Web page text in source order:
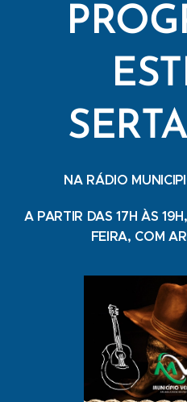
NA RÁDIO
A PARTIR DAS 17H ÀS
FEIRA, COM